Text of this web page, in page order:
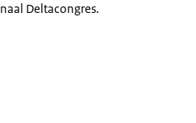
Deltacongres.